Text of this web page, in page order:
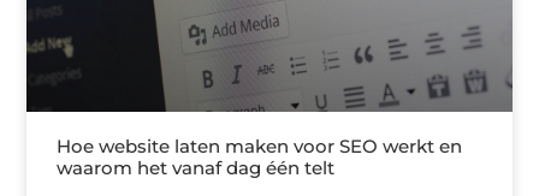
Hoe website laten maken voor SEO werkt en
waarom het vanaf dag één telt